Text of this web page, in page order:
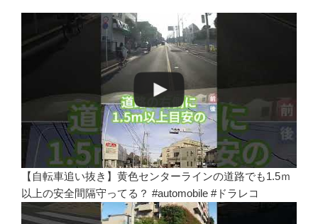
【自転車追い抜き】黄色センターラインの道路でも1.5ｍ
以上の安全間隔守ってる？ #automobile #ドラレコ